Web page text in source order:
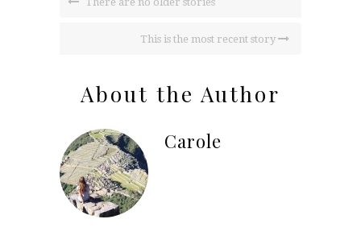
This is the most recent story
About the Author
Carole